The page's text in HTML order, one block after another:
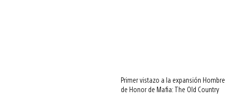
Primer vistazo a la expansión Hombre
de Honor de Mafia: The Old Country